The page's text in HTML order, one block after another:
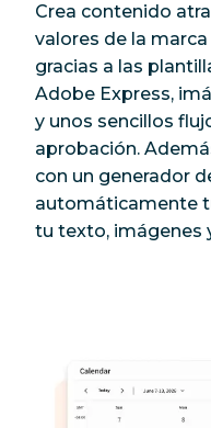
Crea contenido
valores de la
gracias a las
Adobe Express,
y unos sencillos
aprobación.
con un generador
automáticamente
tu texto, imágenes